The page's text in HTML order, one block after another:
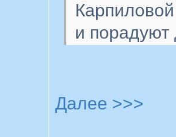
и порадуют
Далее >>>